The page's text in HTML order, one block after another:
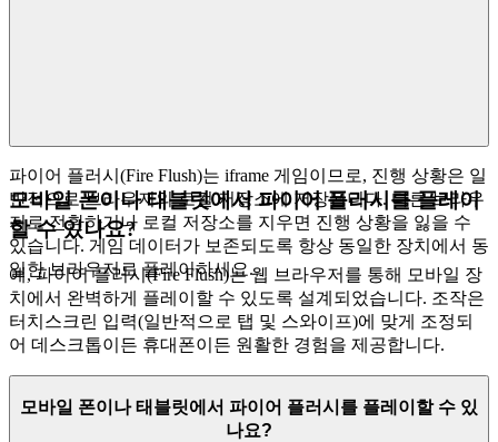
파이어 플러시(Fire Flush)는 iframe 게임이므로, 진행 상황은 일
반적으로 브라우저의 로컬 저장소에 저장됩니다. 다른 브라우
저로 전환하거나 로컬 저장소를 지우면 진행 상황을 잃을 수
있습니다. 게임 데이터가 보존되도록 항상 동일한 장치에서 동
일한 브라우저로 플레이하세요.
모바일 폰이나 태블릿에서 파이어 플러시를 플레이
할 수 있나요?
예, 파이어 플러시(Fire Flush)는 웹 브라우저를 통해 모바일 장
치에서 완벽하게 플레이할 수 있도록 설계되었습니다. 조작은
터치스크린 입력(일반적으로 탭 및 스와이프)에 맞게 조정되
어 데스크톱이든 휴대폰이든 원활한 경험을 제공합니다.
모바일 폰이나 태블릿에서 파이어 플러시를 플레이할 수 있
나요?